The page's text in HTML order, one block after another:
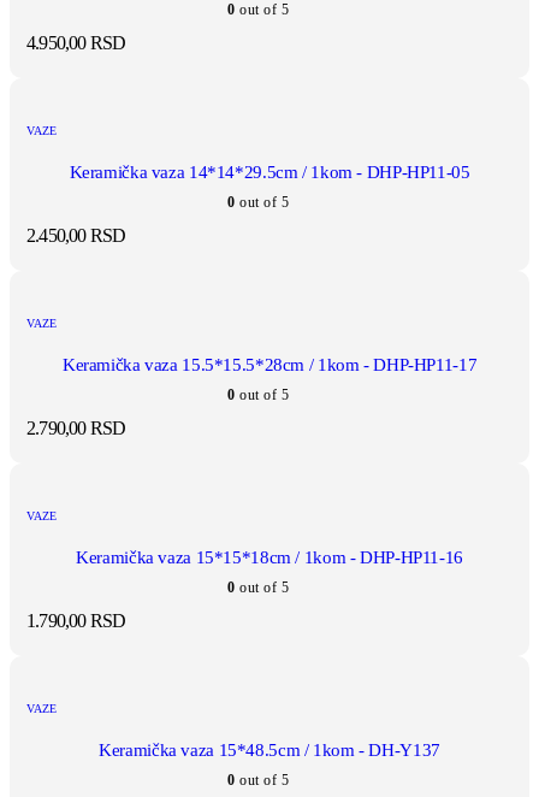
0 out of 5
4.950,00RSD
VAZE
Keramička vaza 14*14*29.5cm / 1kom - DHP-HP11-05
0 out of 5
2.450,00RSD
VAZE
Keramička vaza 15.5*15.5*28cm / 1kom - DHP-HP11-17
0 out of 5
2.790,00RSD
VAZE
Keramička vaza 15*15*18cm / 1kom - DHP-HP11-16
0 out of 5
1.790,00RSD
VAZE
Keramička vaza 15*48.5cm / 1kom - DH-Y137
0 out of 5